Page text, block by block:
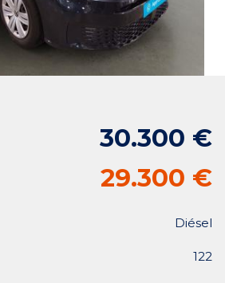
30.300 €
29.300 €
Diésel
122